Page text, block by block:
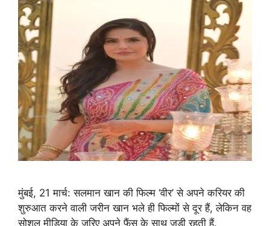
मुंबई, 21 मार्च: सलमान खान की फिल्म ‘वीर’ से अपने करियर की
शुरुआत करने वाली जरीन खान भले ही फिल्मों से दूर हैं, लेकिन वह
सोशल मीडिया के जरिए अपने फैंस के साथ जुड़ी रहती हैं.